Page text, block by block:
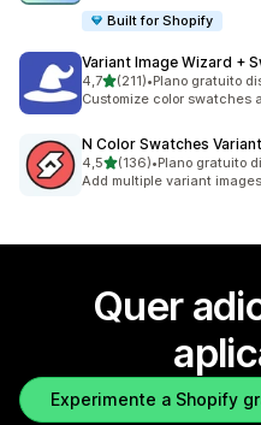
Built for Shopify
Variant Image Wizard +
4,7de 5 estrelas
(211)
211 total de avaliações
•Plano gratuito
Customize color swatches
N Color Swatches
4,5de 5 estrelas
(136)
136 total de avaliações
•Plano gratuito
Add multiple variant
Quer
Experimente a Shopify